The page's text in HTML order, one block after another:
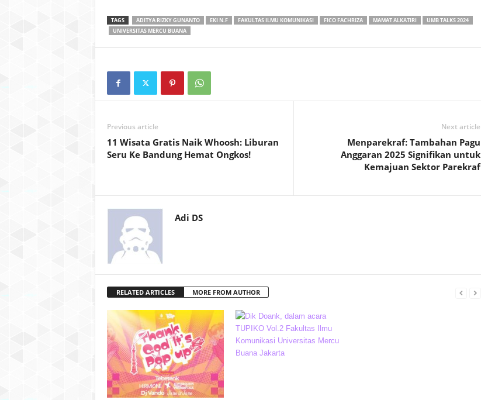
TAGS ADITYA RIZKY GUNANTO EKI N.F FAKULTAS ILMU KOMUNIKASI FICO FACHRIZA MAMAT ALKATIRI
UMB TALKS 2024
UNIVERSITAS MERCU BUANA
Previous article
11 Wisata Gratis Naik Whoosh: Liburan
Seru Ke Bandung Hemat Ongkos!
Next article
Menparekraf: Tambahan Pagu
Anggaran 2025 Signifikan untuk
Kemajuan Sektor Parekraf
Adi DS
RELATED ARTICLES MORE FROM AUTHOR